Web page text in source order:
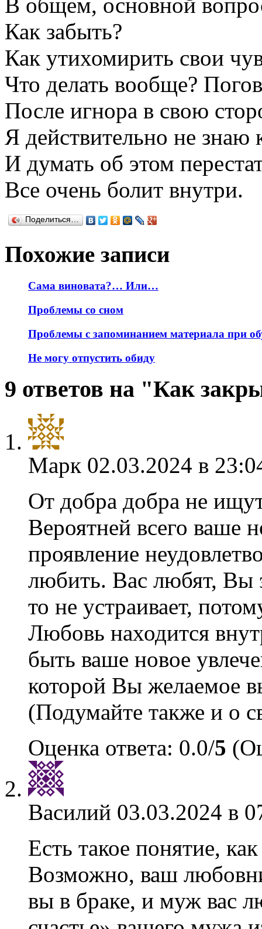
Как забыть?
Как утихомирить свои
Что делать вообще?
После игнора в свою
Я действительно не знаю
И думать об этом
Все очень болит внутри.
Поделиться…
Похожие записи
Сама виновата?… Или…
Проблемы со сном
Проблемы с запоминанием материала при
Не могу отпустить обиду
9 ответов на "Как
Марк 02.03.2024 в
От добра добра не
Вероятней всего ваше
проявление
любить. Вас любят, Вы
то не устраивает,
Любовь находится
быть ваше новое
которой Вы желаемое
(Подумайте также и о
Оценка ответа: 0.0/5
Василий 03.03.2024 в
Есть такое понятие,
Возможно, ваш
вы в браке, и муж вас